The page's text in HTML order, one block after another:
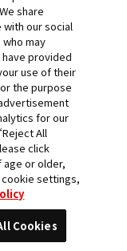
の商品とは異なる場
登録されたApple
LLC の商標です。
share
our social
may
provided
use of their
the purpose
for our
All
click
age or older,
cookie settings,
Cookies